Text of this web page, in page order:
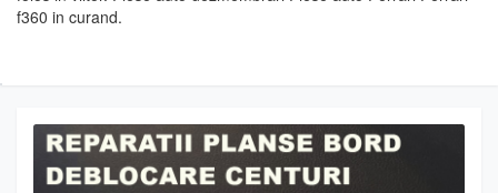
f360 in curand.